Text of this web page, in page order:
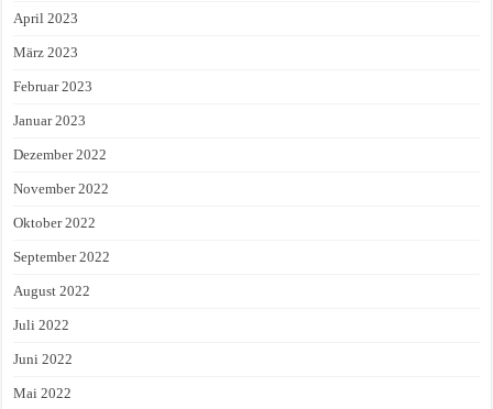
April 2023
März 2023
Februar 2023
Januar 2023
Dezember 2022
November 2022
Oktober 2022
September 2022
August 2022
Juli 2022
Juni 2022
Mai 2022